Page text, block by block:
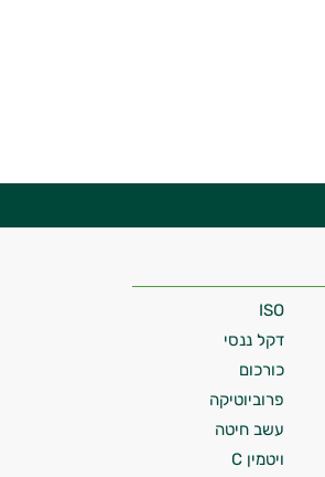
ISO
דקל ננסי
כורכום
פרוביוטיקה
עשב חיטה
ויטמין C